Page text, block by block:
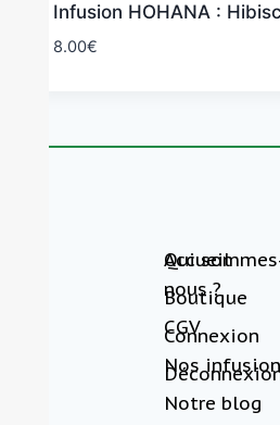
Infusion HOHANA :
8.00€
Accueil
Boutique
Connexion
Qui
nous ?
CGV
Nos
Notre blog